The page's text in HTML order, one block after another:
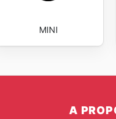
MINI
A